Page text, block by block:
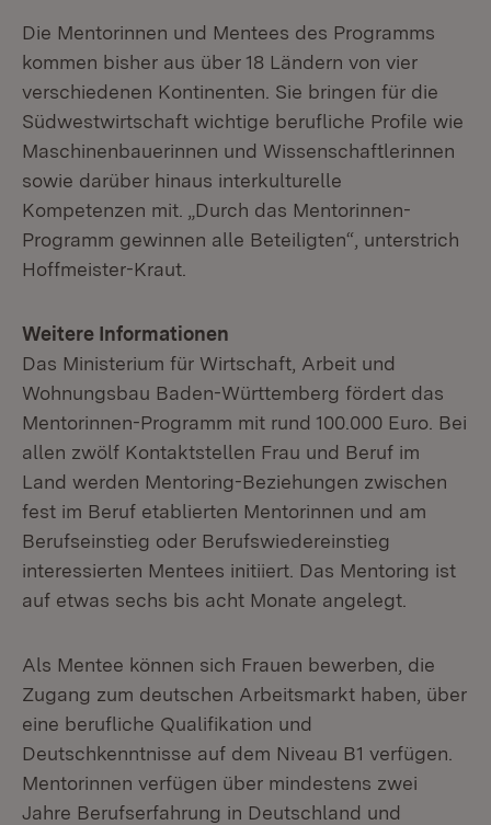
Die Mentorinnen und Mentees des Programms
kommen bisher aus über 18 Ländern von vier
verschiedenen Kontinenten. Sie bringen für die
Südwestwirtschaft wichtige berufliche Profile wie
Maschinenbauerinnen und Wissenschaftlerinnen
sowie darüber hinaus interkulturelle
Kompetenzen mit. „Durch das Mentorinnen-
Programm gewinnen alle Beteiligten“, unterstrich
Hoffmeister-Kraut.
Weitere Informationen
Das Ministerium für Wirtschaft, Arbeit und
Wohnungsbau Baden-Württemberg fördert das
Mentorinnen-Programm mit rund 100.000 Euro. Bei
allen zwölf Kontaktstellen Frau und Beruf im
Land werden Mentoring-Beziehungen zwischen
fest im Beruf etablierten Mentorinnen und am
Berufseinstieg oder Berufswiedereinstieg
interessierten Mentees initiiert. Das Mentoring ist
auf etwas sechs bis acht Monate angelegt.
Als Mentee können sich Frauen bewerben, die
Zugang zum deutschen Arbeitsmarkt haben, über
eine berufliche Qualifikation und
Deutschkenntnisse auf dem Niveau B1 verfügen.
Mentorinnen verfügen über mindestens zwei
Jahre Berufserfahrung in Deutschland und